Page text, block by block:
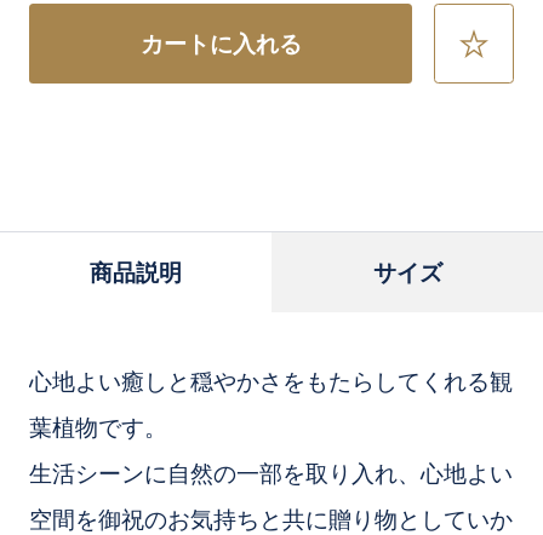
カートに入れる
お
商品説明 サイズ
心地よい癒しと穏やかさをもたらしてくれる観
葉植物です。
生活シーンに自然の一部を取り入れ、心地よい
空間を御祝のお気持ちと共に贈り物としていか